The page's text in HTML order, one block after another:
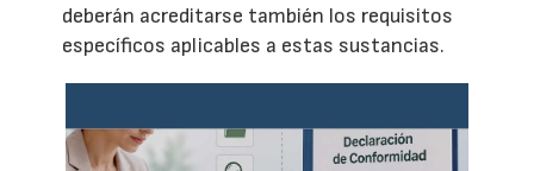
deberán acreditarse también los requisitos
específicos aplicables a estas sustancias.